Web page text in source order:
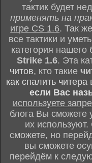
тактик будет
применять на
игре CS 1.6. Так
все тактики и
категория нашего
Strike 1.6. Эта
читов, кто такие
как спалить читера
если Вас
используете
блога Вы сможете
их
сможете, но
вы сможете
перейдём к